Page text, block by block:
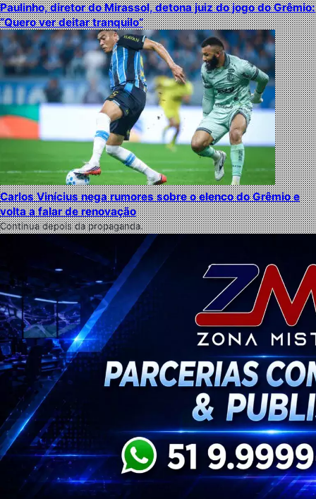
Paulinho, diretor do Mirassol, detona juiz do jogo do Grêmio:
“Quero ver deitar tranquilo”
Carlos Vinícius nega rumores sobre o elenco do Grêmio e
volta a falar de renovação
Continua depois da propaganda.